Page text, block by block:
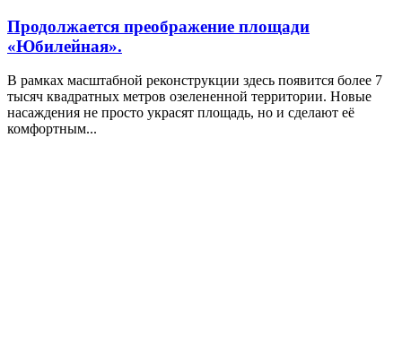
Продолжается преображение площади
«Юбилейная».
В рамках масштабной реконструкции здесь появится более 7
тысяч квадратных метров озелененной территории. Новые
насаждения не просто украсят площадь, но и сделают её
комфортным...